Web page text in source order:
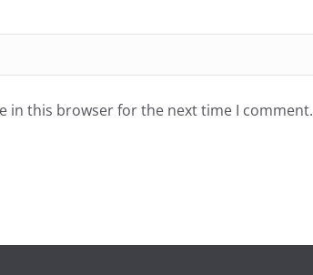
in this browser for the next time I comment.